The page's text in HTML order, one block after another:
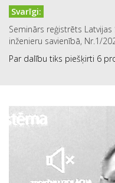
Svarīgi:
Seminārs reģistrēts
inženieru savienībā, Nr.1/
Par dalību tiks piešķirti 6